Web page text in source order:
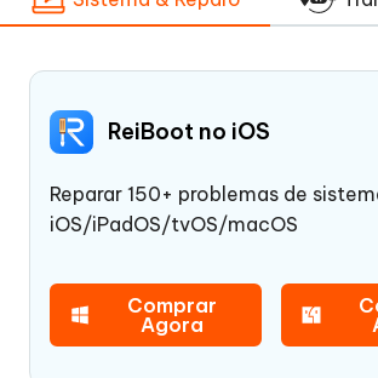
ReiBoot no iOS
Reparar 150+ problemas de
iOS/iPadOS/tvOS/macOS
Comprar
Agora